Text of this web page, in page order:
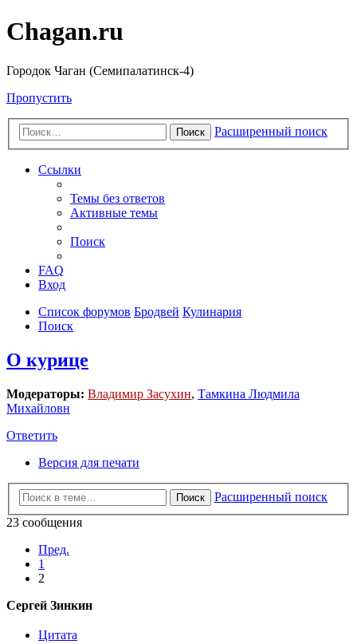
Chagan.ru
Городок Чаган (Семипалатинск-4)
Пропустить
Поиск Расширенный поиск
Ссылки
Темы без ответов
Активные темы
Поиск
FAQ
Вход
Список форумов Бродвей Кулинария
Поиск
О курице
Модераторы: Владимир Засухин, Тамкина Людмила
Михайловн
Ответить
Версия для печати
Поиск
Расширенный поиск
23 сообщения
Пред.
1
2
Сергей Зинкин
Цитата